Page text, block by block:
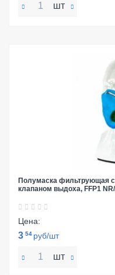
шт
Полумаска фильтрующая
клапаном выдоха, FFP1
Цена:
3 54 руб/шт
шт